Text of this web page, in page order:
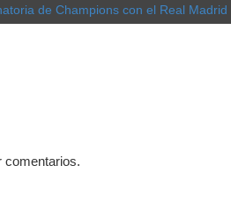
de Champions con el Real Madrid
comentarios.